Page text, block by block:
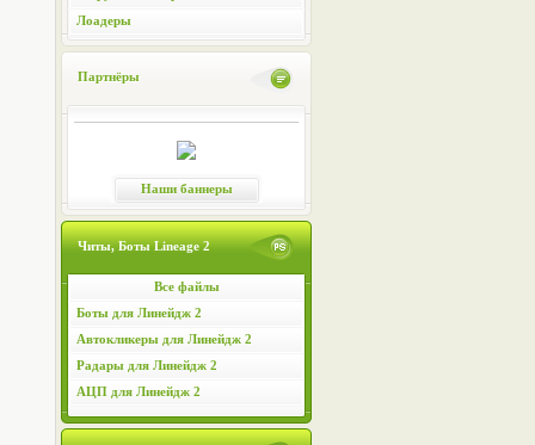
Лоадеры
Партнёры
Наши баннеры
Читы, Боты Lineage 2
Все файлы
Боты для Линейдж 2
Автокликеры для Линейдж 2
Радары для Линейдж 2
АЦП для Линейдж 2